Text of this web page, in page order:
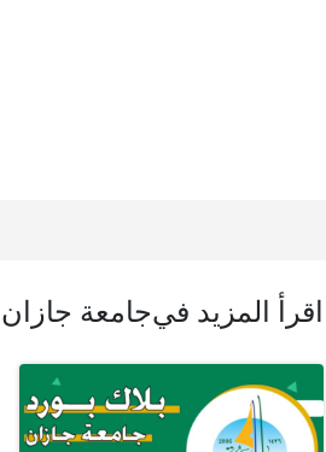
اقرأ المزيد فيجامعة جازان